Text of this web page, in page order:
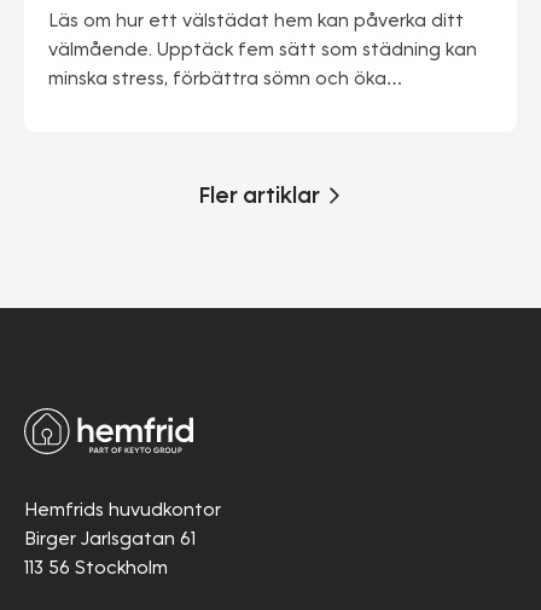
Läs om hur ett välstädat hem kan påverka ditt
välmående. Upptäck fem sätt som städning kan
minska stress, förbättra sömn och öka
Fler artiklar
Hemfrids huvudkontor
Birger Jarlsgatan 61
113 56 Stockholm